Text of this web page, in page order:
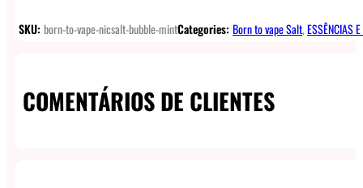
SKU: born-to-vape-nicsalt-bubble-mintCategories: Born to vape Salt,ESSÊNCIAS
COMENTÁRIOS DE CLIENTES